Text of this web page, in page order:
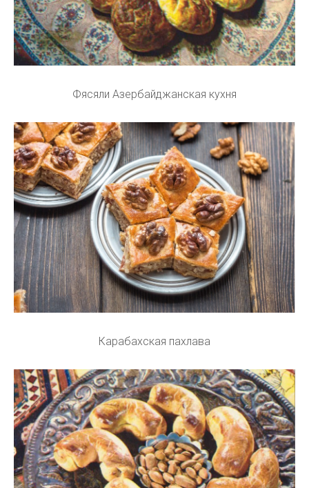
Фясяли Азербайджанская кухня
Карабахская пахлава